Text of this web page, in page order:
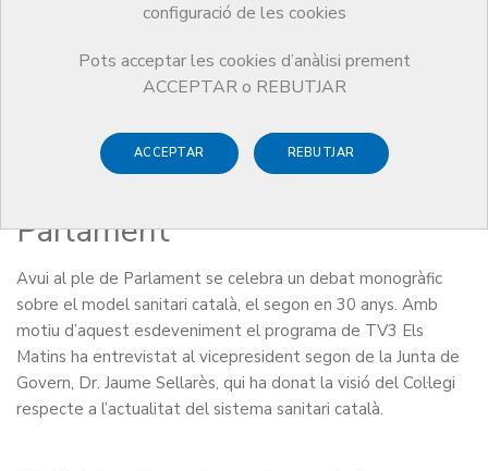
configuració de les cookies
Pots acceptar les cookies d’anàlisi prement
ACCEPTAR o REBUTJAR
ACCEPTAR REBUTJAR
17 DE JUNY DE 2015
El COMB observador del ple
Parlament
Avui al ple de Parlament se celebra un debat monogràfic
sobre el model sanitari català, el segon en 30 anys. Amb
motiu d’aquest esdeveniment el programa de TV3 Els
Matins ha entrevistat al vicepresident segon de la Junta de
Govern, Dr. Jaume Sellarès, qui ha donat la visió del Col·legi
respecte a l’actualitat del sistema sanitari català.